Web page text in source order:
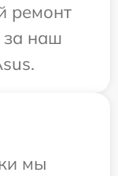
ремонт
за наш
мы